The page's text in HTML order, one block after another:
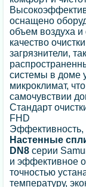
оснащено
объем воздуха и
качество
загрязнители,
системы в доме
микроклимат,
самочувствии
Стандарт
FHD
Эффективность,
Настенные
DN8 серии
и эффективное
точностью
температуру,